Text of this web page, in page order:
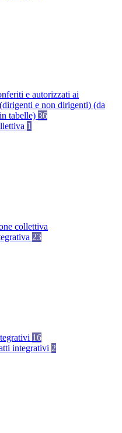
e autorizzati ai
e non dirigenti) (da
tabelle) 36
1
collettiva
23
16
integrativi 2